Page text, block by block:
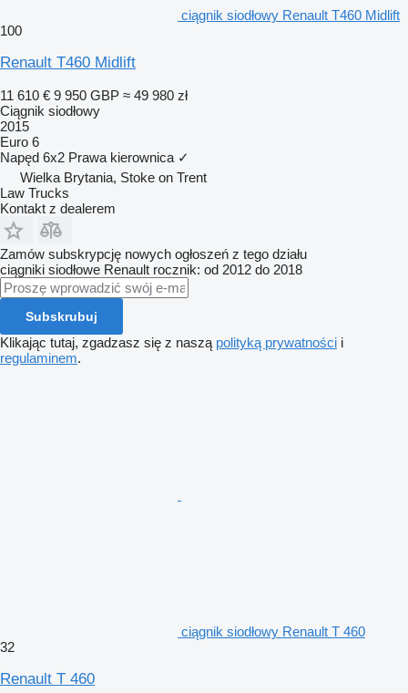
ciągnik siodłowy Renault T460 Midlift
100
Renault T460 Midlift
11 610 € 9 950 GBP ≈ 49 980 zł
Ciągnik siodłowy
2015
Euro 6
Napęd 6x2 Prawa kierownica ✓
Wielka Brytania, Stoke on Trent
Law Trucks
Kontakt z dealerem
Zamów subskrypcję nowych ogłoszeń z tego działu
ciągniki siodłowe Renault rocznik: od 2012 do 2018
Subskrubuj
Klikając tutaj, zgadzasz się z naszą polityką prywatności i
regulaminem.
ciągnik siodłowy Renault T 460
32
Renault T 460